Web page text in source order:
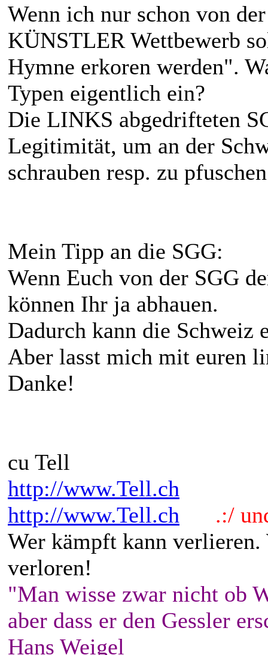
Wenn ich nur schon von
KÜNSTLER Wettbewerb
Hymne erkoren werden".
Typen eigentlich ein?
Die LINKS abgedrifteten
Legitimität, um an der
schrauben resp. zu
Mein Tipp an die SGG:
Wenn Euch von der SGG
können Ihr ja abhauen.
Dadurch kann die Schweiz
Aber lasst mich mit euren
Danke!
cu Tell
http://www.Tell.ch
http://www.Tell.ch
.:/
Wer kämpft kann
verloren!
"Man wisse zwar nicht ob
aber dass er den Gessler
Hans Weigel